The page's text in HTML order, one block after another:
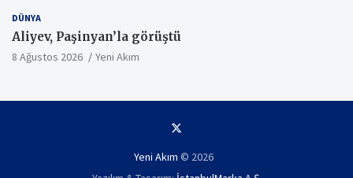
DÜNYA
Aliyev, Paşinyan’la görüştü
8 Ağustos 2026 Yeni Akım
Yeni Akım © 2026